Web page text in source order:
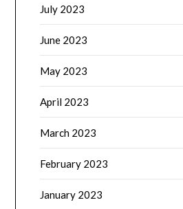
July 2023
June 2023
May 2023
April 2023
March 2023
February 2023
January 2023